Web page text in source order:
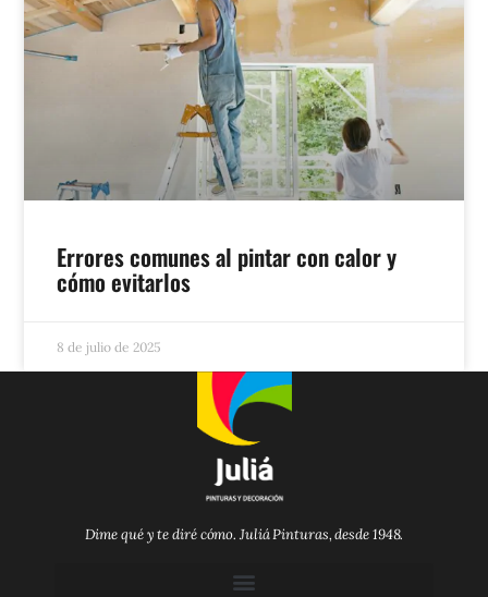
Errores comunes al pintar con calor y
cómo evitarlos
8 de julio de 2025
Dime qué y te diré cómo. Juliá Pinturas, desde 1948.